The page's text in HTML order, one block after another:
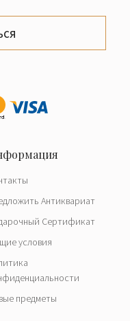
Антиквариат
Сертификат
условия
предметы